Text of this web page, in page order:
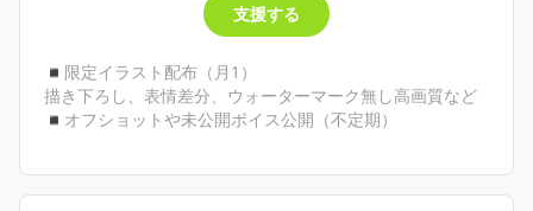
支援する
◾︎限定イラスト配布（月1）
描き下ろし、表情差分、ウォーターマーク無し高画質など
◾︎オフショットや未公開ボイス公開（不定期）